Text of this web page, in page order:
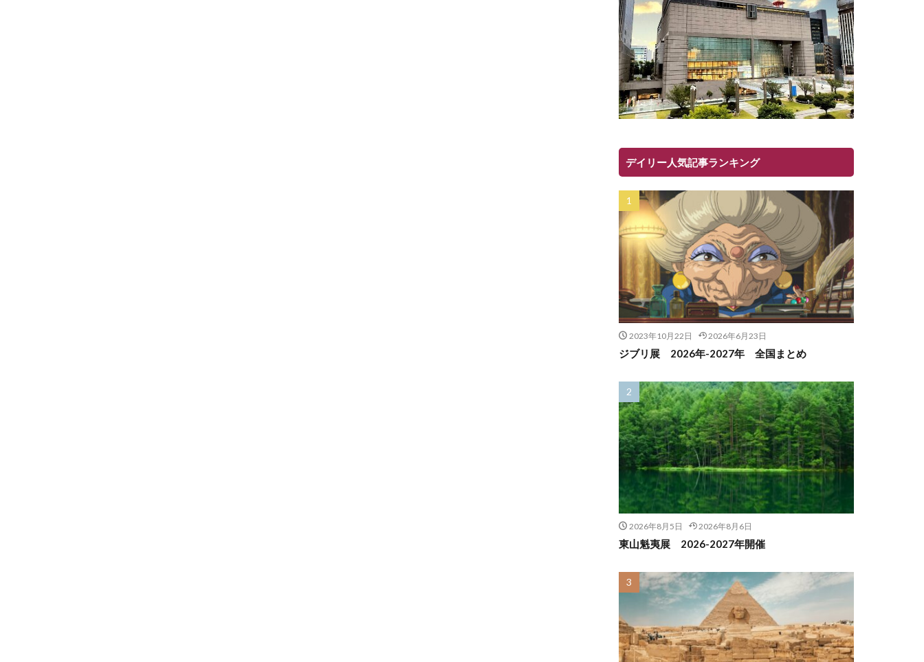
デイリー人気記事ランキング
2023年10月22日 2026年6月23日
ジブリ展 2026年-2027年 全国まとめ
2026年8月5日 2026年8月6日
東山魁夷展 2026-2027年開催